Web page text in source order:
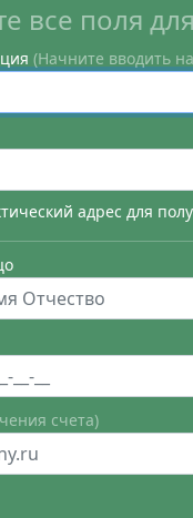
все поля
(Начните вводить
адрес для
счета)